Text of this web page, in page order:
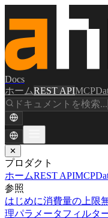
Docs
ホームREST APIMCP
ドキュメントを検索...
✕
プロダクト
ホームREST APIMCP
参照
はじめに消費量の上限
理パラメータフィルタ